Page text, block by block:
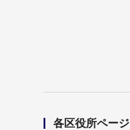
各区役所ページ